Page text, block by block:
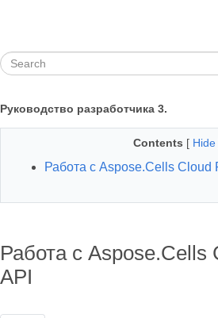
Руководство разработчика 3.
Contents [ Hide
Работа с Aspose.Cells Cloud
Работа с Aspose.Cells
API